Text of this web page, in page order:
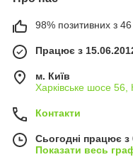
98% позитивних з 46
Працює з
м. Київ
Харківське шосе 56,
Контакти
Сьогодні працює з
Показати весь